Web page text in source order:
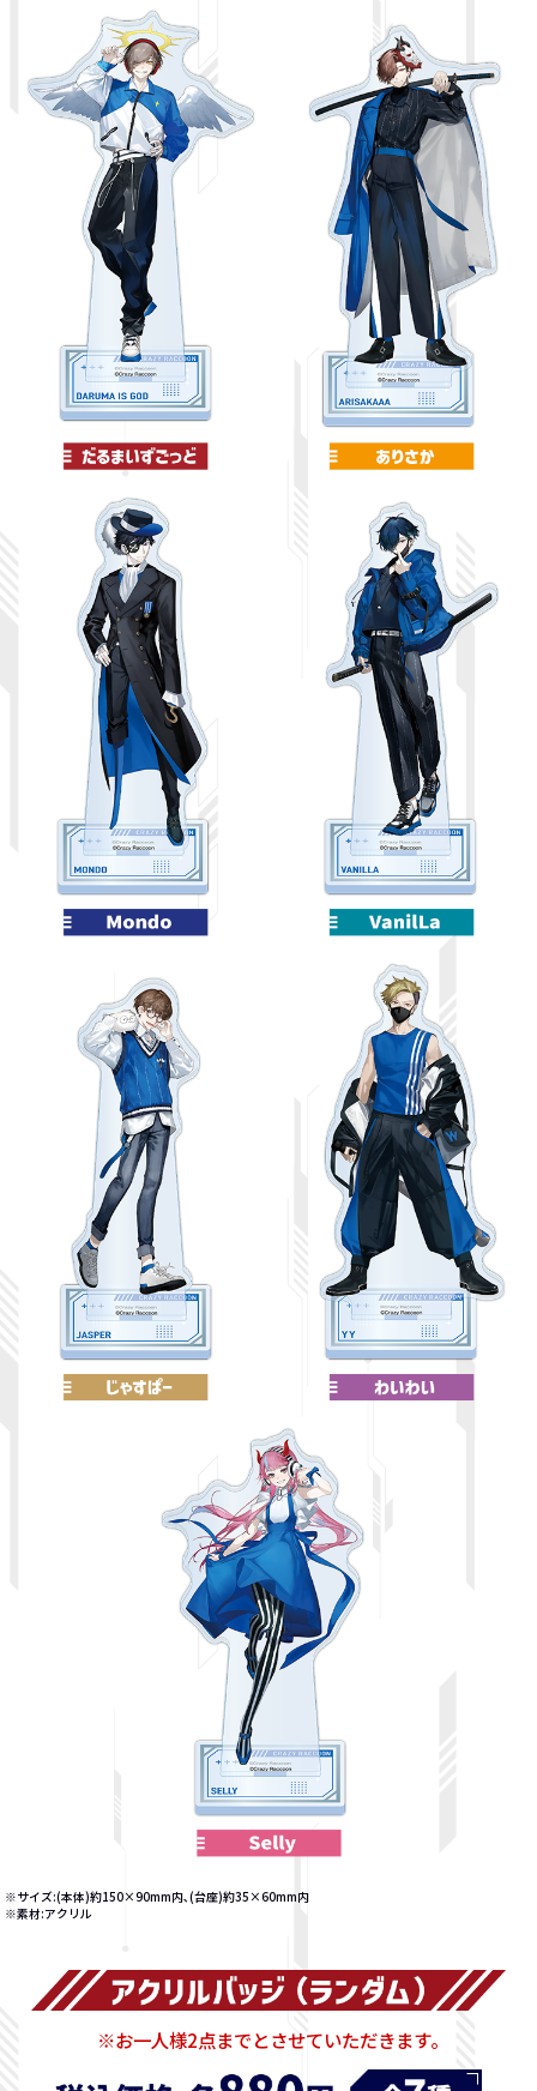
※サイズ:(本体)約150×90mm内､(台座)約35×60mm内
※素材:アクリル
※お一人様2点までとさせていただきます｡